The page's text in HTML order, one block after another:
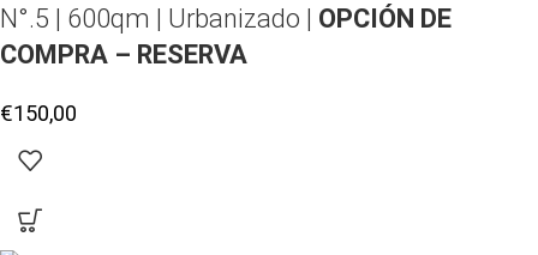
N°.5 | 600qm | Urbanizado | OPCIÓN DE
COMPRA – RESERVA
€150,00